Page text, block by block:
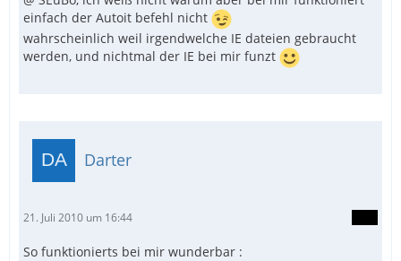
einfach der Autoit befehl nicht
wahrscheinlich weil irgendwelche IE dateien gebraucht
werden, und nichtmal der IE bei mir funzt
Darter
21. Juli 2010 um 16:44
So funktionierts bei mir wunderbar :